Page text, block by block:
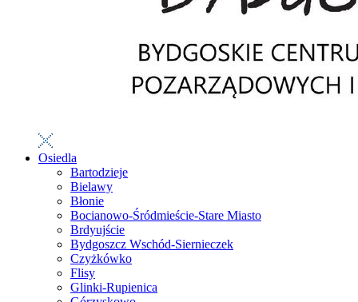
Osiedla
Bartodzieje
Bielawy
Błonie
Bocianowo-Śródmieście-Stare Miasto
Brdyujście
Bydgoszcz Wschód-Siernieczek
Czyżkówko
Flisy
Glinki-Rupienica